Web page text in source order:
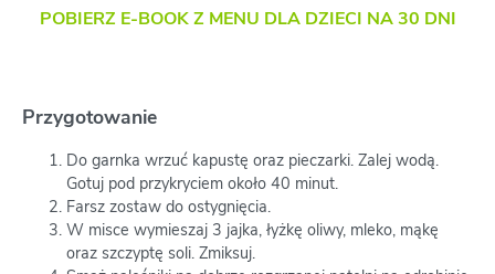
POBIERZ E-BOOK Z MENU DLA DZIECI NA 30 DNI
Przygotowanie
Do garnka wrzuć kapustę oraz pieczarki. Zalej wodą.
Gotuj pod przykryciem około 40 minut.
Farsz zostaw do ostygnięcia.
W misce wymieszaj 3 jajka, łyżkę oliwy, mleko, mąkę
oraz szczyptę soli. Zmiksuj.